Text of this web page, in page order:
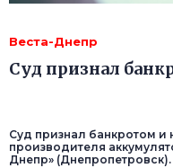
Веста-Днепр
Суд признал
Суд признал банкротом
производителя
Днепр» (Днепропетровск).